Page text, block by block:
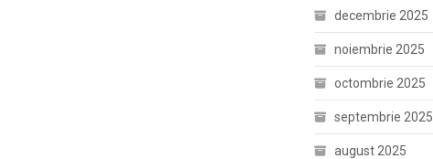
decembrie 2025
noiembrie 2025
octombrie 2025
septembrie 2025
august 2025